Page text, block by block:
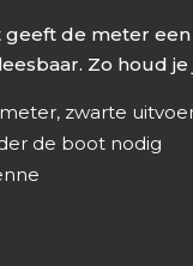
de meter
Zo houd
zwarte
de boot nodig